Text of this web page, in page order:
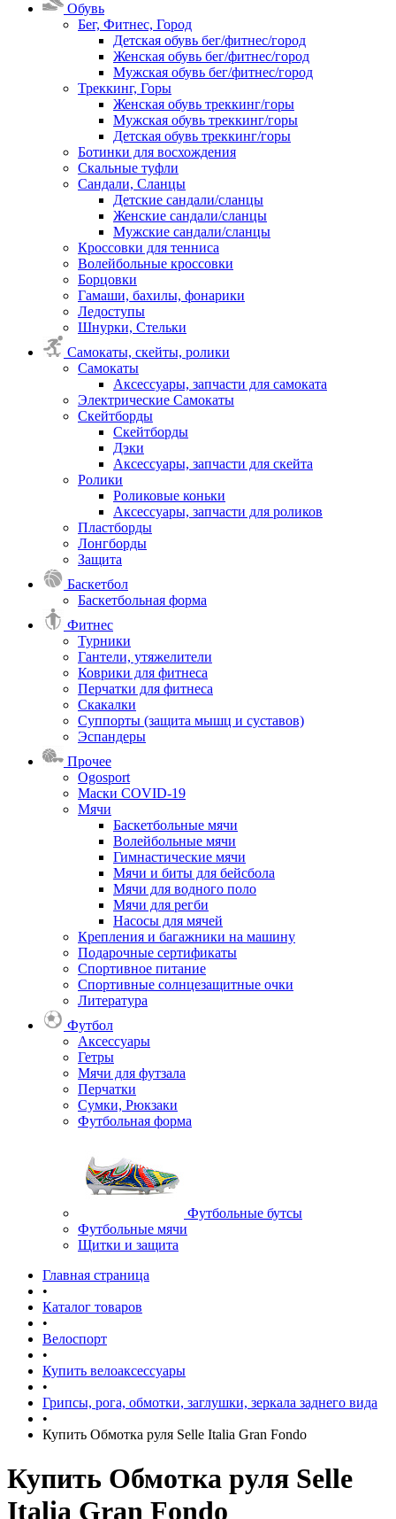
Обувь
Бег, Фитнес, Город
Детская обувь бег/фитнес/город
Женская обувь бег/фитнес/город
Мужская обувь бег/фитнес/город
Треккинг, Горы
Женская обувь треккинг/горы
Мужская обувь треккинг/горы
Детская обувь треккинг/горы
Ботинки для восхождения
Скальные туфли
Сандали, Сланцы
Детские сандали/сланцы
Женские сандали/сланцы
Мужские сандали/сланцы
Кроссовки для тенниса
Волейбольные кроссовки
Борцовки
Гамаши, бахилы, фонарики
Ледоступы
Шнурки, Стельки
Самокаты, скейты, ролики
Самокаты
Аксессуары, запчасти для самоката
Электрические Самокаты
Скейтборды
Скейтборды
Дэки
Аксессуары, запчасти для скейта
Ролики
Роликовые коньки
Аксессуары, запчасти для роликов
Пластборды
Лонгборды
Защита
Баскетбол
Баскетбольная форма
Фитнес
Турники
Гантели, утяжелители
Коврики для фитнеса
Перчатки для фитнеса
Скакалки
Суппорты (защита мышц и суставов)
Эспандеры
Прочее
Ogosport
Маски COVID-19
Мячи
Баскетбольные мячи
Волейбольные мячи
Гимнастические мячи
Мячи и биты для бейсбола
Мячи для водного поло
Мячи для регби
Насосы для мячей
Крепления и багажники на машину
Подарочные сертификаты
Спортивное питание
Спортивные солнцезащитные очки
Литература
Футбол
Аксессуары
Гетры
Мячи для футзала
Перчатки
Сумки, Рюкзаки
Футбольная форма
Футбольные бутсы
Футбольные мячи
Щитки и защита
Главная страница
•
Каталог товаров
•
Велоспорт
•
Купить велоаксессуары
•
Грипсы, рога, обмотки, заглушки, зеркала заднего вида
•
Купить Обмотка руля Selle Italia Gran Fondo
Купить Обмотка руля Selle
Italia Gran Fondo